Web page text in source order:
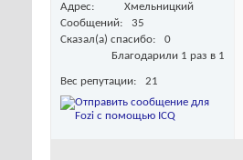
Адрес
Хмельницкий
Сообщений
35
Сказал(а) спасибо
0
Благодарили 1 раз в 1
Вес репутации 21